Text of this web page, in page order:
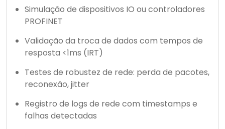
Simulação de dispositivos IO ou controladores
PROFINET
Validação da troca de dados com tempos de
resposta <1ms (IRT)
Testes de robustez de rede: perda de pacotes,
reconexão, jitter
Registro de logs de rede com timestamps e
falhas detectadas